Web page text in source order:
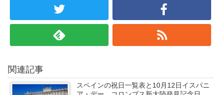
関連記事
スペインの祝日一覧表と10月12日イスパニ